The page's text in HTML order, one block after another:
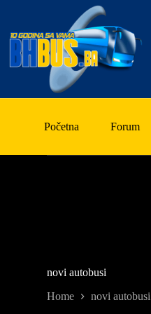
content
Početna Forum
novi autobusi
Home novi autobusi